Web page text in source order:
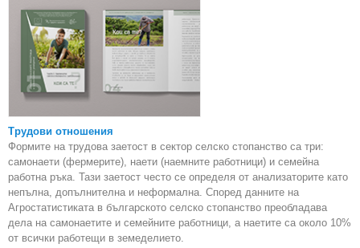
Трудови отношения
Формите на трудова заетост в сектор селско стопанство са три:
самонаети (фермерите), наети (наемните работници) и семейна
работна ръка. Тази заетост често се определя от анализаторите като
непълна, допълнителна и неформална. Според данните на
Агростатистиката в българското селско стопанство преобладава
дела на самонаетите и семейните работници, а наетите са около 10%
от всички работещи в земеделието.